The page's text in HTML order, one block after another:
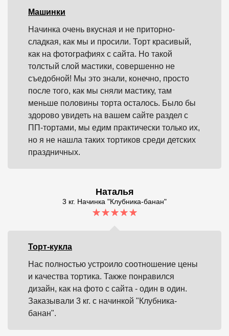
Машинки
Начинка очень вкусная и не приторно-
сладкая, как мы и просили. Торт красивый,
как на фотографиях с сайта. Но такой
толстый слой мастики, совершенно не
съедобной! Мы это знали, конечно, просто
после того, как мы сняли мастику, там
меньше половины торта осталось. Было бы
здорово увидеть на вашем сайте раздел с
ПП-тортами, мы едим практически только их,
но я не нашла таких тортиков среди детских
праздничных.
Наталья
3 кг. Начинка "Клубника-банан"
Торт-кукла
Нас полностью устроило соотношение цены
и качества тортика. Также понравился
дизайн, как на фото с сайта - один в один.
Заказывали 3 кг. с начинкой "Клубника-
банан".